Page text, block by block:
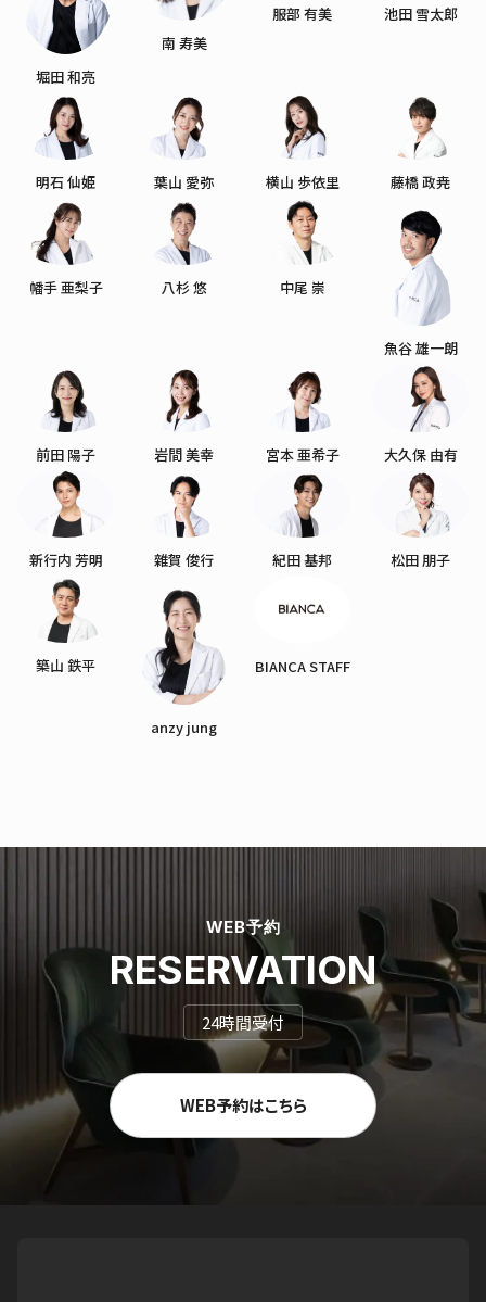
堀田 和亮
南 寿美
服部 有美 池田 雪太郎
明石 仙姫 葉山 愛弥 横山 歩依里 藤橋 政尭
幡手 亜梨子 八杉 悠 中尾 崇
魚谷 雄一朗
前田 陽子 岩間 美幸 宮本 亜希子 大久保 由有
新行内 芳明 雜賀 俊行 紀田 基邦 松田 朋子
築山 鉄平
anzy jung
BIANCA STAFF
WEB予約
RESERVATION
24時間受付
WEB予約はこちら